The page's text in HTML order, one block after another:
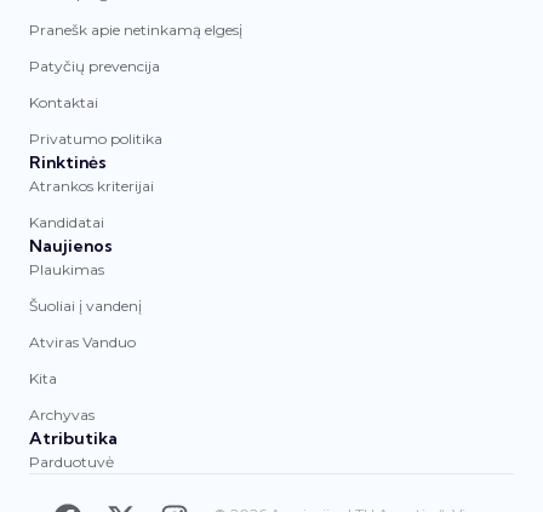
Pranešk apie netinkamą elgesį
Patyčių prevencija
Kontaktai
Privatumo politika
Rinktinės
Atrankos kriterijai
Kandidatai
Naujienos
Plaukimas
Šuoliai į vandenį
Atviras Vanduo
Kita
Archyvas
Atributika
Parduotuvė